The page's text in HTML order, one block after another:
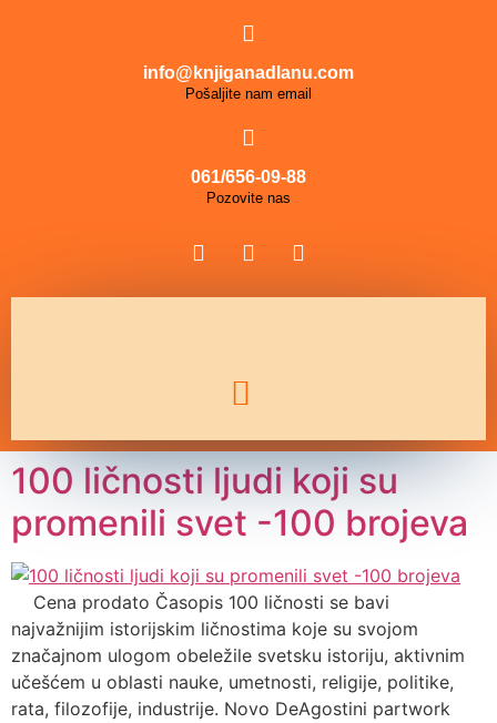
info@knjiganadlanu.com
Pošaljite nam email
061/656-09-88
Pozovite nas
100 ličnosti ljudi koji su
promenili svet -100 brojeva
Cena prodato Časopis 100 ličnosti se bavi
najvažnijim istorijskim ličnostima koje su svojom
značajnom ulogom obeležile svetsku istoriju, aktivnim
učešćem u oblasti nauke, umetnosti, religije, politike,
rata, filozofije, industrije. Novo DeAgostini partwork